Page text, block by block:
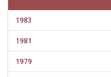
1983
1981
1979